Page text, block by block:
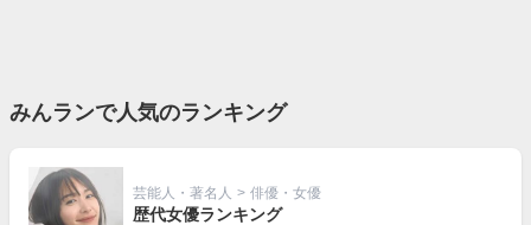
みんランで人気のランキング
芸能人・著名人 > 俳優・女優
歴代女優ランキング